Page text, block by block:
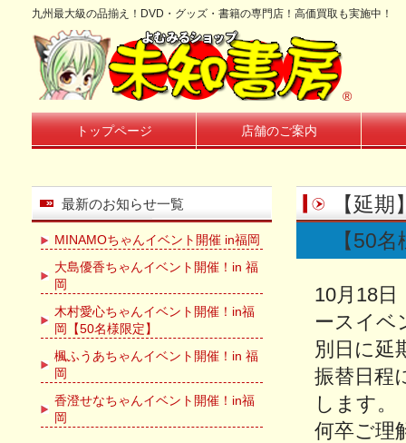
九州最大級の品揃え！DVD・グッズ・書籍の専門店！高価買取も実施中！
®
トップページ 店舗のご案内
【延
【50
10月18
ースイベ
別日に延
振替日程
します。
何卒ご理
最新のお知らせ一覧
MINAMOちゃんイベント開催 in福岡
大島優香ちゃんイベント開催！in 福
岡
木村愛心ちゃんイベント開催！in福
岡【50名様限定】
楓ふうあちゃんイベント開催！in 福
岡
香澄せなちゃんイベント開催！in福
岡